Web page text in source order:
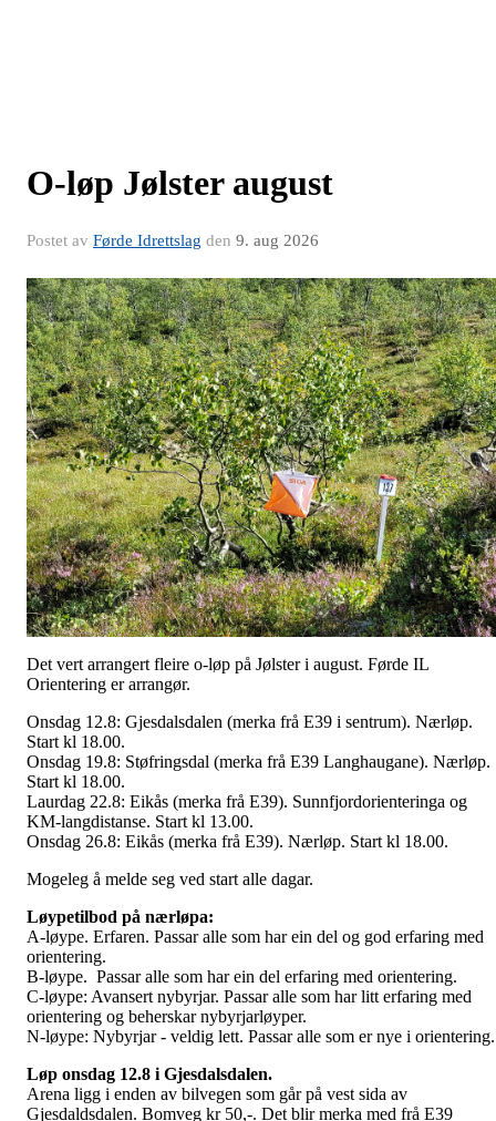
O-løp Jølster august
Postet av Førde Idrettslag den 9. aug 2026
Det vert arrangert fleire o-løp på Jølster i august. Førde IL
Orientering er arrangør.
Onsdag 12.8: Gjesdalsdalen (merka frå E39 i sentrum). Nærløp.
Start kl 18.00.
Onsdag 19.8: Støfringsdal (merka frå E39 Langhaugane). Nærløp.
Start kl 18.00.
Laurdag 22.8: Eikås (merka frå E39). Sunnfjordorienteringa og
KM-langdistanse. Start kl 13.00.
Onsdag 26.8: Eikås (merka frå E39). Nærløp. Start kl 18.00.
Mogeleg å melde seg ved start alle dagar.
Løypetilbod på nærløpa:
A-løype. Erfaren. Passar alle som har ein del og god erfaring med
orientering.
B-løype. Passar alle som har ein del erfaring med orientering.
C-løype: Avansert nybyrjar. Passar alle som har litt erfaring med
orientering og beherskar nybyrjarløyper.
N-løype: Nybyrjar - veldig lett. Passar alle som er nye i orientering.
Løp onsdag 12.8 i Gjesdalsdalen.
Arena ligg i enden av bilvegen som går på vest sida av
Gjesdaldsdalen. Bomveg kr 50,-. Det blir merka med frå E39